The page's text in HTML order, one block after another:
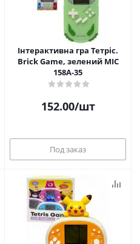
Інтерактивна гра Тетріс.
Brick Game, зелений MIC
158A-35
152.00/шт
Под заказ